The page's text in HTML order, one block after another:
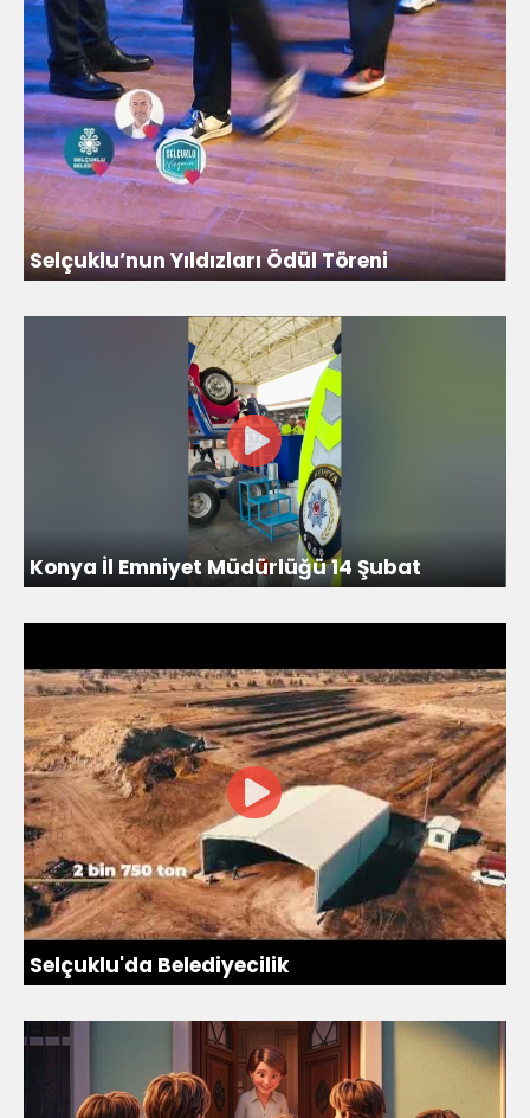
Selçuklu’nun Yıldızları Ödül Töreni
Konya İl Emniyet Müdürlüğü 14 Şubat
Selçuklu'da Belediyecilik